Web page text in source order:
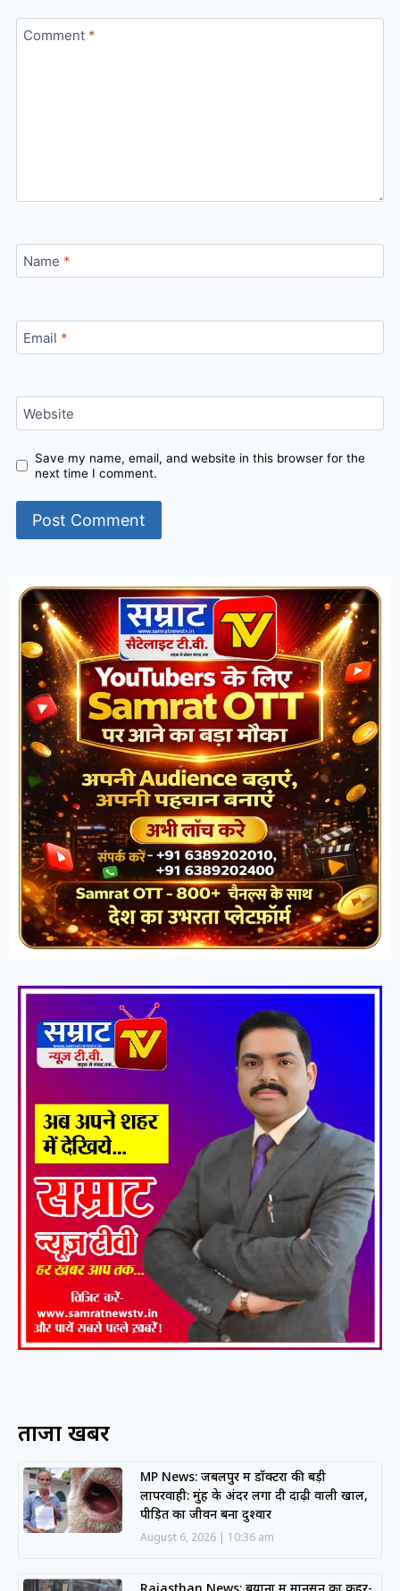
Comment *
Name *
Email *
Website
Save my name, email, and website in this browser for the
next time I comment.
ताजा खबरें
MP News: जबलपुर में डॉक्टरों की बड़ी
लापरवाही: मुंह के अंदर लगा दी दाढ़ी वाली खाल,
पीड़ित का जीवन बना दुश्वार
August 6, 2026 10:36 am